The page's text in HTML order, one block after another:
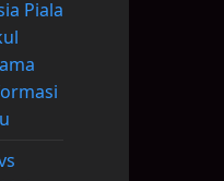
Piala